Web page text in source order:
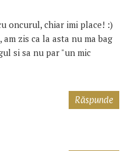
oncurul, chiar imi place! :)
zis ca la asta nu ma bag
si sa nu par "un mic
Răspunde